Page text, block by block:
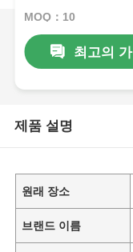
션
MOQ：10
최고의
제품 설명
원래 장소
브랜드 이름